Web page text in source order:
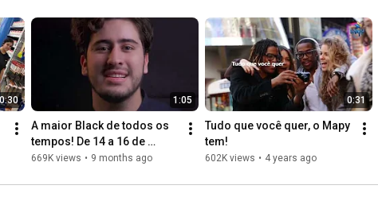
0:30 1:05
A maior Black de todos os
tempos! De 14 a 16 de
novembro, no Mapy
669K views • 9 months ago
0:31
Tudo que você quer, o Mapy
tem!
602K views • 4 years ago